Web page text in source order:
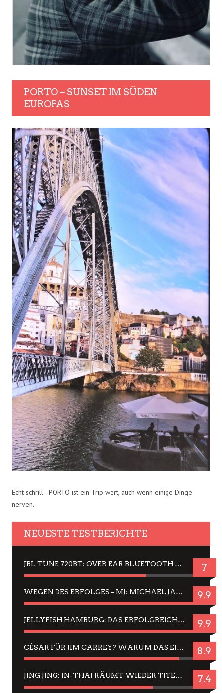
PORTO – SUNSET IM SÜDEN
EUROPAS
Echt schrill - PORTO ist ein Trip wert, auch wenn einige Dinge
nerven.
NEUESTE TESTBERICHTE
JBL TUNE 720BT: OVER EAR BLUETOOTH KOPFHÖRER UM DIE 50,-€ IM DAUER-TEST 7
WEGEN DES ERFOLGES – MJ: MICHAEL JACKSON MUSICAL IN EINER MATINEE SEHEN 9.9
JELLYFISH HAMBURG: DAS ERFOLGREICHE SOMMER-MENÜ 2025 IN GEFÜHLEN UND BILDERN 9.9
CÉSAR FÜR JIM CARREY? WARUM DAS EINER DER NERVIGSTEN ACTORS IST UND BLEIBT 8.9
JING JING: IN-THAI RÄUMT WIEDER TITEL AB – EIN ZWEI-STUNDEN-ERLEBNISBERICHT 7.4